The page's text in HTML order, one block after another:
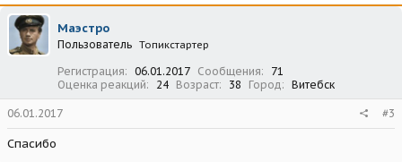
Маэстро
Пользователь Топикстартер
Регистрация 06.01.2017 Сообщения
71
Оценка реакций
24 Возраст 38 Город Витебск
06.01.2017 #3
Спасибо